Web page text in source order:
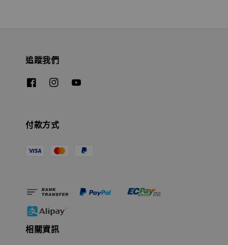
追蹤我們
付款方式
相關資訊